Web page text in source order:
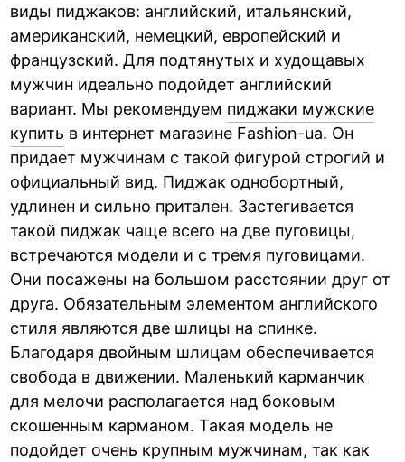
виды пиджаков: английский, итальянский,
американский, немецкий, европейский и
французский. Для подтянутых и худощавых
мужчин идеально подойдет английский
вариант. Мы рекомендуем пиджаки мужские
купить в интернет магазине Fashion-ua. Он
придает мужчинам с такой фигурой строгий и
официальный вид. Пиджак однобортный,
удлинен и сильно притален. Застегивается
такой пиджак чаще всего на две пуговицы,
встречаются модели и с тремя пуговицами.
Они посажены на большом расстоянии друг от
друга. Обязательным элементом английского
стиля являются две шлицы на спинке.
Благодаря двойным шлицам обеспечивается
свобода в движении. Маленький карманчик
для мелочи располагается над боковым
скошенным карманом. Такая модель не
подойдет очень крупным мужчинам, так как